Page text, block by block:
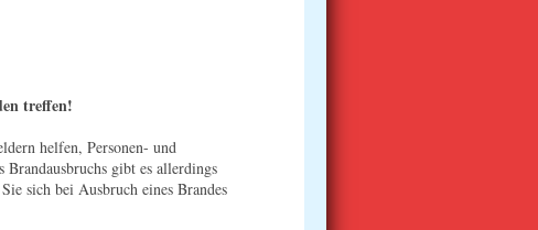
treffen!
helfen, Personen- und
Brandausbruchs gibt es allerdings
sich bei Ausbruch eines Brandes